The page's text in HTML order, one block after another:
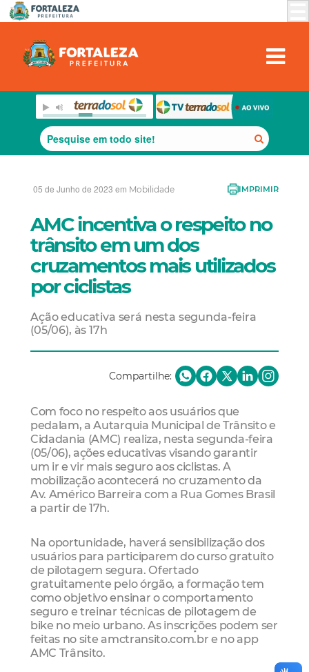
05 de Junho de 2023 em Mobilidade IMPRIMIR
AMC incentiva o respeito no
trânsito em um dos
cruzamentos mais utilizados
por ciclistas
Ação educativa será nesta segunda-feira
(05/06), às 17h
Compartilhe:
Com foco no respeito aos usuários que
pedalam, a Autarquia Municipal de Trânsito e
Cidadania (AMC) realiza, nesta segunda-feira
(05/06), ações educativas visando garantir
um ir e vir mais seguro aos ciclistas. A
mobilização acontecerá no cruzamento da
Av. Américo Barreira com a Rua Gomes Brasil
a partir de 17h.
Na oportunidade, haverá sensibilização dos
usuários para participarem do curso gratuito
de pilotagem segura. Ofertado
gratuitamente pelo órgão, a formação tem
como objetivo ensinar o comportamento
seguro e treinar técnicas de pilotagem de
bike no meio urbano. As inscrições podem ser
feitas no site amctransito.com.br e no app
AMC Trânsito.